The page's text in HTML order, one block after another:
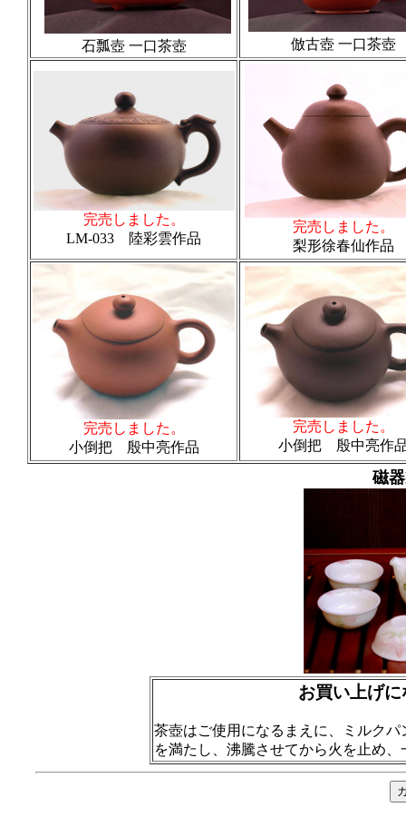
石瓢壺 一口茶壺 倣古壺 一口茶壺
完売しました。
LM-033 陸彩雲作品
完売しました。
梨形徐春仙作品
完売しました。
小倒把 殷中亮作品
完売しました。
小倒把 殷中亮作
磁
お買い上げ
茶壺はご使用になるまえに、ミルク
を満たし、沸騰させてから火を止め